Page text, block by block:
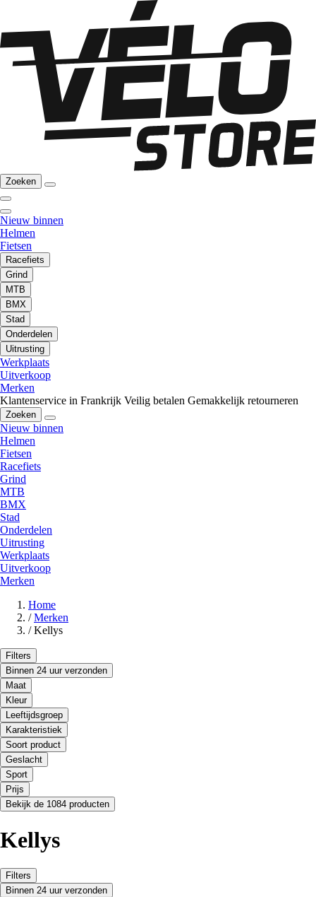
Zoeken
Nieuw binnen
Helmen
Fietsen
Racefiets
Grind
MTB
BMX
Stad
Onderdelen
Uitrusting
Werkplaats
Uitverkoop
Merken
Klantenservice in Frankrijk Veilig betalen Gemakkelijk retourneren
Zoeken
Nieuw binnen
Helmen
Fietsen
Racefiets
Grind
MTB
BMX
Stad
Onderdelen
Uitrusting
Werkplaats
Uitverkoop
Merken
Home
/ Merken
/ Kellys
Filters
Binnen 24 uur verzonden
Maat
Kleur
Leeftijdsgroep
Karakteristiek
Soort product
Geslacht
Sport
Prijs
Bekijk de 1084 producten
Kellys
Filters
Binnen 24 uur verzonden